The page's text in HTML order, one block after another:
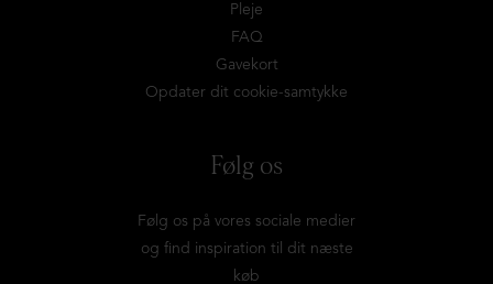
Pleje
FAQ
Gavekort
Opdater dit cookie-samtykke
Følg os
Følg os på vores sociale medier
og find inspiration til dit næste
køb